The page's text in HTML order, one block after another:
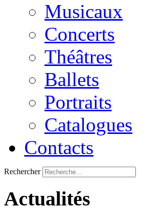
Musicaux
Concerts
Théâtres
Ballets
Portraits
Catalogues
Contacts
Rechercher
Actualités